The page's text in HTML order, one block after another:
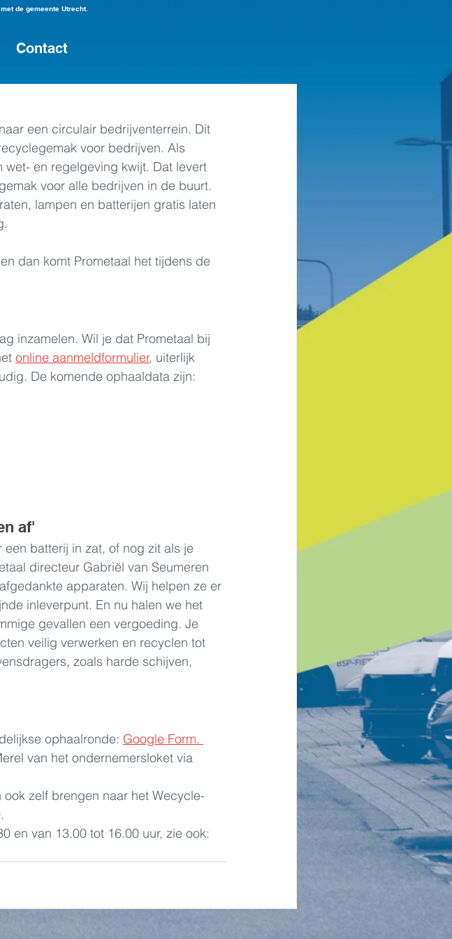
de gemeente Utrecht.
Contact
een circulair bedrijventerrein. Dit
voor bedrijven. Als
en regelgeving kwijt. Dat levert
voor alle bedrijven in de buurt.
lampen en batterijen gratis laten
dan komt Prometaal het tijdens de
inzamelen. Wil je dat Prometaal bij
online aanmeldformulier, uiterlijk
De komende ophaaldata zijn:
af'
een batterij in zat, of nog zit als je
directeur Gabriël van Seumeren
apparaten. Wij helpen ze er
inleverpunt. En nu halen we het
gevallen een vergoeding. Je
veilig verwerken en recyclen tot
zoals harde schijven,
ophaalronde: Google Form.
van het ondernemersloket via
zelf brengen naar het Wecycle-
en van 13.00 tot 16.00 uur, zie ook: